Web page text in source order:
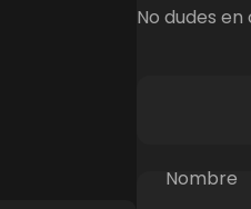
No dudes
Nombre